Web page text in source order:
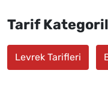
Tarif
Levrek Tarifleri